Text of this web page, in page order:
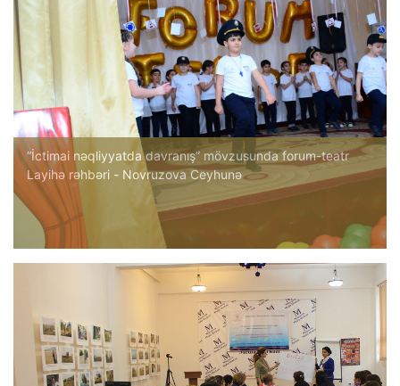
“İctimai nəqliyyatda davranış” mövzusunda forum-teatr
Layihə rəhbəri - Novruzova Ceyhunə